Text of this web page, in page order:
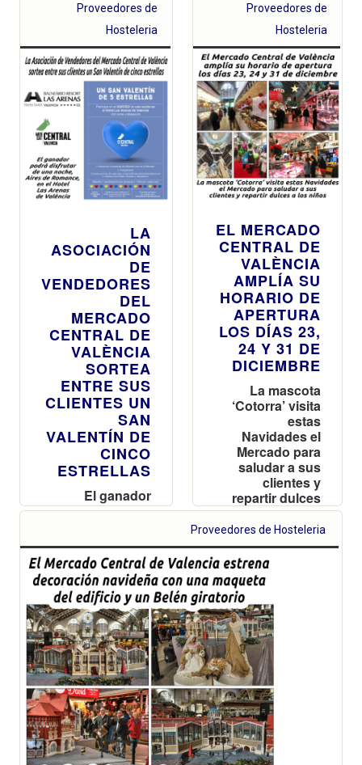
Proveedores de
Hosteleria
LA
ASOCIACIÓN
DE
VENDEDORES
DEL
MERCADO
CENTRAL DE
VALÈNCIA
SORTEA
ENTRE SUS
CLIENTES UN
SAN
VALENTÍN DE
CINCO
ESTRELLAS
El ganador
podrá disfrutar
Aires de
Romance, en el
Hotel Las
Arenas de
València
Proveedores de
Hosteleria
EL MERCADO
CENTRAL DE
VALÈNCIA
AMPLÍA SU
HORARIO DE
APERTURA
LOS DÍAS 23,
24 Y 31 DE
DICIEMBRE
La mascota
‘Cotorra’ visita
estas
Navidades el
Mercado para
saludar a sus
clientes y
repartir dulces
a los niños
Proveedores de Hosteleria